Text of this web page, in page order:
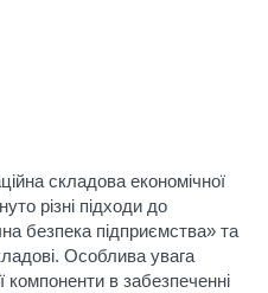
складова економічної
різні підходи до
безпека підприємства» та
Особлива увага
компоненти в забезпеченні